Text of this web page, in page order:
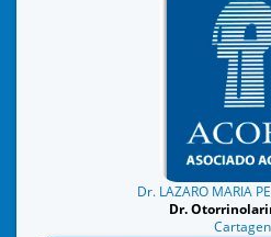
Dr. LAZARO MARIA
Dr.